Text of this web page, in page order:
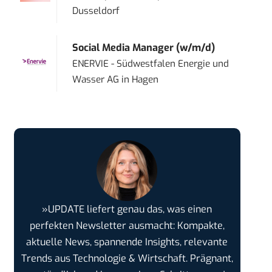
Dusseldorf
Social Media Manager (w/m/d)
ENERVIE - Südwestfalen Energie und
Wasser AG in Hagen
»UPDATE liefert genau das, was einen
perfekten Newsletter ausmacht: Kompakte,
aktuelle News, spannende Insights, relevante
Trends aus Technologie & Wirtschaft. Prägnant,